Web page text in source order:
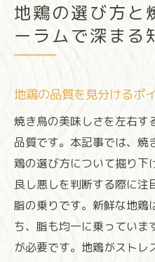
地鶏の選び方と
ーラムで深まる
地鶏の品質を見分けるポ
焼き鳥の美味しさを左右す
品質です。本記事では、焼
鶏の選び方について掘り下
良し悪しを判断する際に注
脂の乗りです。新鮮な地鶏
ち、脂も均一に乗っていま
が必要です。地鶏がストレ